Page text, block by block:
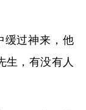
缓过神来，他
生，有没有人